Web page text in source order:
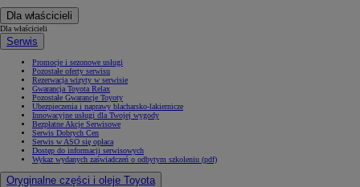
Dla właścicieli
Dla właścicieli
Serwis
Promocje i sezonowe usługi
Pozostałe oferty serwisu
Rezerwacja wizyty w serwisie
Gwarancja Toyota Relax
Pozostałe Gwarancje Toyoty
Ubezpieczenia i naprawy blacharsko-lakiernicze
Innowacyjne usługi dla Twojej wygody
Bezpłatne Akcje Serwisowe
Serwis Dobrych Cen
Serwis w ASO się opłaca
Dostęp do informacji serwisowych
Wykaz wydanych zaświadczeń o odbytym szkoleniu (pdf)
Oryginalne części i oleje Toyota